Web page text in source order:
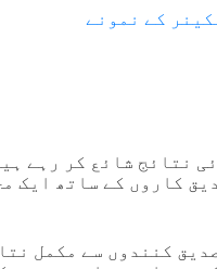
کے نمونے
نتائج شائع کر رہے
کاروں کے ساتھ ایک
کنندوں سے مکمل